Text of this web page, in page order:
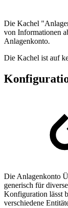
Die Kachel
von Informationen
Anlagenkonto.
Die Kachel ist auf
Die Anlagenkonto
generisch für
Konfiguration lässt
verschiedene